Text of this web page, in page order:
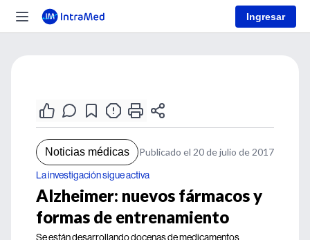
Ingresar
Noticias médicas Publicado el 20 de julio de 2017
La investigación sigue activa
Alzheimer: nuevos fármacos y
formas de entrenamiento
Se están desarrollando docenas de medicamentos